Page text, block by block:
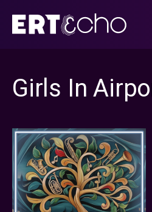
περιεχόμενο
Girls In